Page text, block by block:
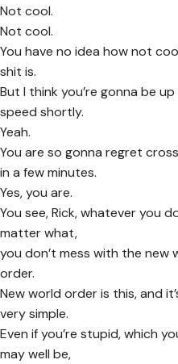
Not cool.
Not cool.
You have no idea how not
shit is.
But I think you’re gonna be
speed shortly.
Yeah.
You are so gonna regret
in a few minutes.
Yes, you are.
You see, Rick, whatever you
matter what,
you don’t mess with the new
order.
New world order is this, and
very simple.
Even if you’re stupid, which
may well be,